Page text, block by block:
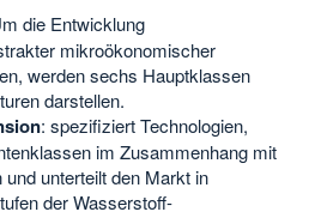
die Entwicklung
mikroökonomischer
werden sechs Hauptklassen
darstellen.
: spezifiziert Technologien,
im Zusammenhang mit
unterteilt den Markt in
der Wasserstoff-